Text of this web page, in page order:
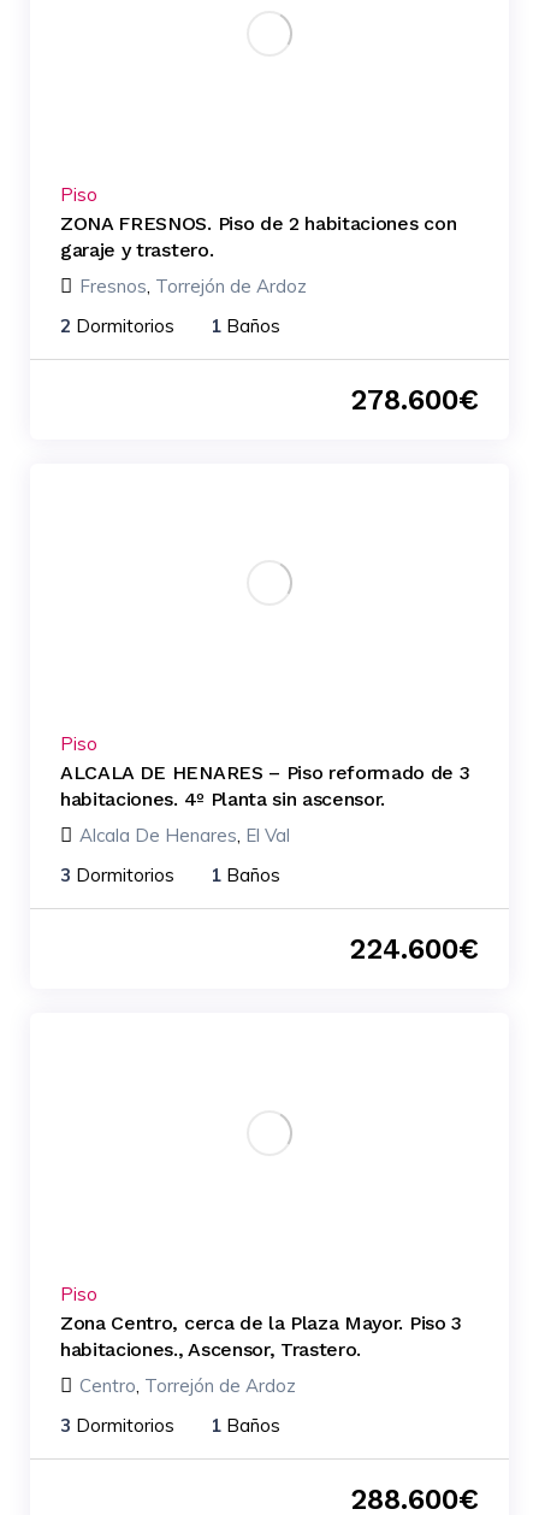
Piso
ZONA FRESNOS. Piso de 2 habitaciones con
garaje y trastero.
Fresnos, Torrejón de Ardoz
2 Dormitorios 1 Baños
278.600€
Piso
ALCALA DE HENARES – Piso reformado de 3
habitaciones. 4º Planta sin ascensor.
Alcala De Henares, El Val
3 Dormitorios 1 Baños
224.600€
Piso
Zona Centro, cerca de la Plaza Mayor. Piso 3
habitaciones., Ascensor, Trastero.
Centro, Torrejón de Ardoz
3 Dormitorios 1 Baños
288.600€